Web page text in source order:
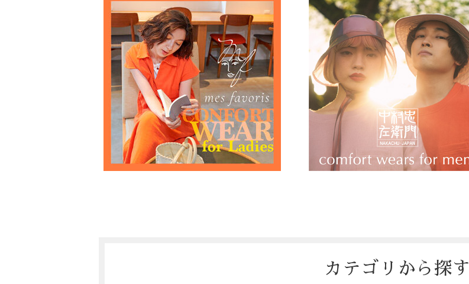
カテゴリから探す